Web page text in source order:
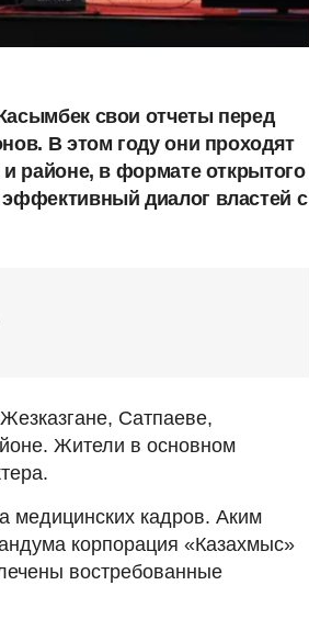
свои отчеты перед
В этом году они проходят
районе, в формате открытого
диалог властей с
Сатпаеве,
Жители в основном
медицинских кадров. Аким
корпорация «Казахмыс»
востребованные